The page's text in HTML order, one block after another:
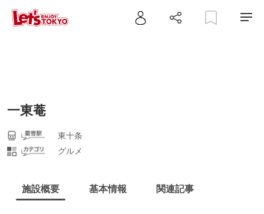
一東菴
東十条
グルメ
施設概要 基本情報 関連記事